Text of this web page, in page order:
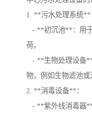
1. **污水处理系统**
- **初沉池**：用
荷。
- **生物处理设备
物，例如生物滤池或
2. **消毒设备**：
- **紫外线消毒器